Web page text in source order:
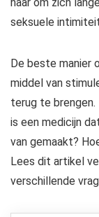
seksuele
De beste manier
middel van
terug te brengen.
is een medicijn
van gemaakt?
Lees dit artikel
verschillende